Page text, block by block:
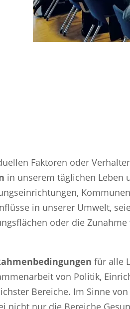
Faktoren oder
in unserem täglichen Leben
in unserer Umwelt,
oder die
für alle
von Politik,
Bereiche. Im Sinne
nicht nur die Bereiche